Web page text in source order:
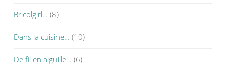
Bricolgirl… (8)
Dans la cuisine… (10)
De fil en aiguille… (6)